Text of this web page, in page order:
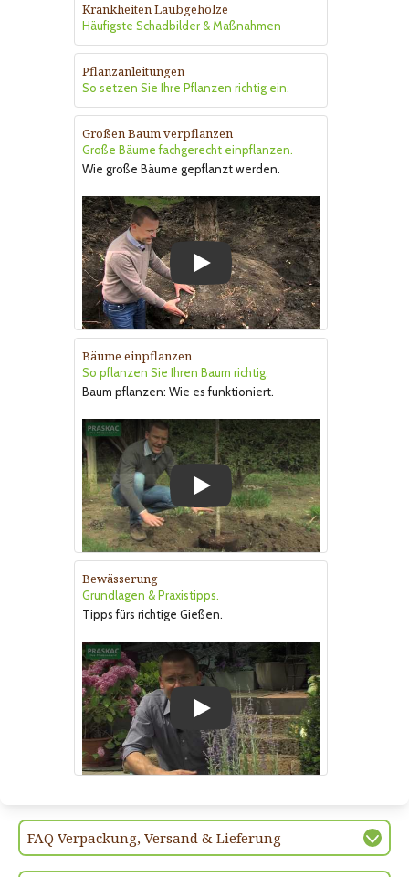
Krankheiten Laubgehölze
Häufigste Schadbilder & Maßnahmen
Pflanzanleitungen
So setzen Sie Ihre Pflanzen richtig ein.
Großen Baum verpflanzen
Große Bäume fachgerecht einpflanzen.
Wie große Bäume gepflanzt werden.
Play
Bäume einpflanzen
So pflanzen Sie Ihren Baum richtig.
Baum pflanzen: Wie es funktioniert.
Play
Bewässerung
Grundlagen & Praxistipps.
Tipps fürs richtige Gießen.
Play
FAQ Verpackung, Versand & Lieferung